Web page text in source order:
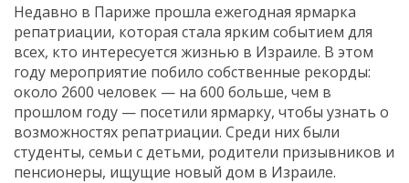
Недавно в Париже прошла ежегодная ярмарка
репатриации, которая стала ярким событием для
всех, кто интересуется жизнью в Израиле. В этом
году мероприятие побило собственные рекорды:
около 2600 человек — на 600 больше, чем в
прошлом году — посетили ярмарку, чтобы узнать о
возможностях репатриации. Среди них были
студенты, семьи с детьми, родители призывников и
пенсионеры, ищущие новый дом в Израиле.